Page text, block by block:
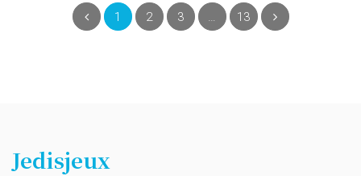
Précédent
1 (current)
2 3 … 13 Suivant
Jedisjeux